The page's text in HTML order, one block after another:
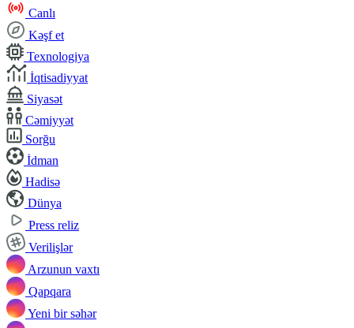
Canlı
Kəşf et
Texnologiya
İqtisadiyyat
Siyasət
Cəmiyyət
Sorğu
İdman
Hadisə
Dünya
Press reliz
Verilişlər
Arzunun vaxtı
Qapqara
Yeni bir səhər